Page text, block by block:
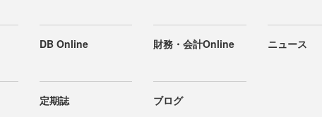
DB Online 財務・会計Online ニュース
定期誌 ブログ